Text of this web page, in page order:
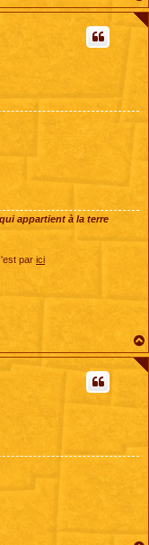
appartient à la terre
par ici